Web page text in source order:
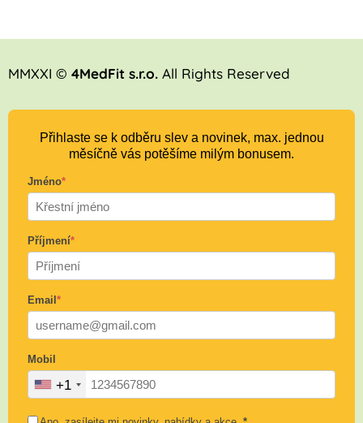
MMXXI © 4MedFit s.r.o. All Rights Reserved
Přihlaste se k odběru slev a novinek, max. jednou
měsíčně vás potěšíme milým bonusem.
Jméno*
Příjmení*
Email *
Mobil
+1